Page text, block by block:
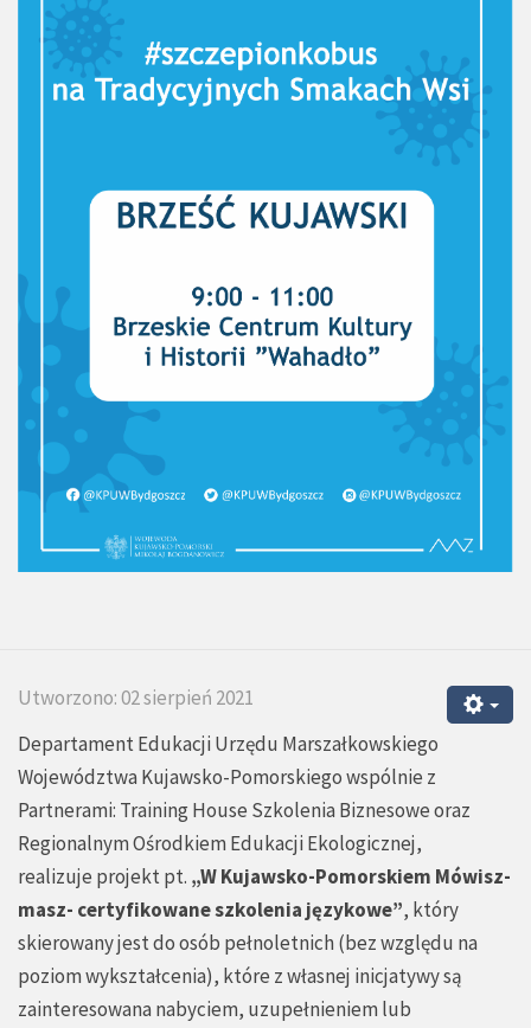
Utworzono: 02 sierpień 2021
Departament Edukacji Urzędu Marszałkowskiego
Województwa Kujawsko-Pomorskiego wspólnie z
Partnerami: Training House Szkolenia Biznesowe oraz
Regionalnym Ośrodkiem Edukacji Ekologicznej,
realizuje projekt pt. „W Kujawsko-Pomorskiem Mówisz-
masz- certyfikowane szkolenia językowe”, który
skierowany jest do osób pełnoletnich (bez względu na
poziom wykształcenia), które z własnej inicjatywy są
zainteresowana nabyciem, uzupełnieniem lub